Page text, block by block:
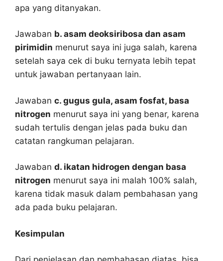
apa yang ditanyakan.
Jawaban b. asam deoksiribosa dan asam
pirimidin menurut saya ini juga salah, karena
setelah saya cek di buku ternyata lebih tepat
untuk jawaban pertanyaan lain.
Jawaban c. gugus gula, asam fosfat, basa
nitrogen menurut saya ini yang benar, karena
sudah tertulis dengan jelas pada buku dan
catatan rangkuman pelajaran.
Jawaban d. ikatan hidrogen dengan basa
nitrogen menurut saya ini malah 100% salah,
karena tidak masuk dalam pembahasan yang
ada pada buku pelajaran.
Kesimpulan